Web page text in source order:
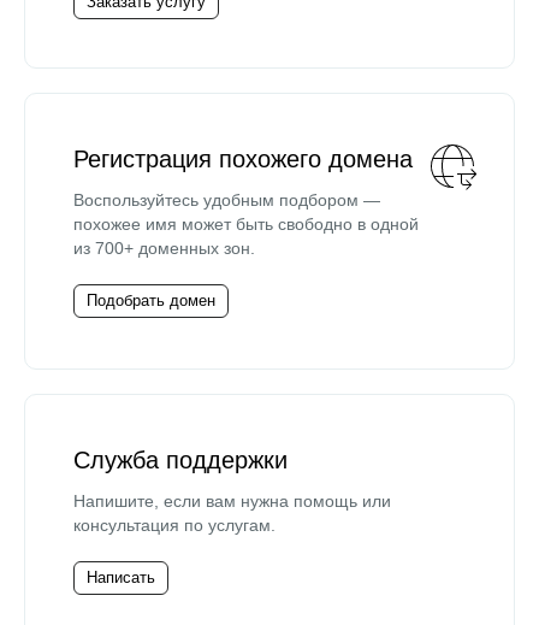
Регистрация похожего домена
Воспользуйтесь удобным подбором —
похожее имя может быть свободно в одной
из 700+ доменных зон.
Подобрать домен
Служба поддержки
Напишите, если вам нужна помощь или
консультация по услугам.
Написать